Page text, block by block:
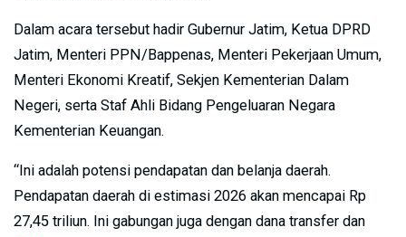
Dalam acara tersebut hadir Gubernur Jatim, Ketua DPRD
Jatim, Menteri PPN/Bappenas, Menteri Pekerjaan Umum,
Menteri Ekonomi Kreatif, Sekjen Kementerian Dalam
Negeri, serta Staf Ahli Bidang Pengeluaran Negara
Kementerian Keuangan.
“Ini adalah potensi pendapatan dan belanja daerah.
Pendapatan daerah di estimasi 2026 akan mencapai Rp
27,45 triliun. Ini gabungan juga dengan dana transfer dan